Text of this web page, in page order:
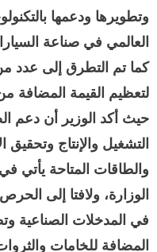
وتطويرها ودعمها
العالمي في صناعة
كما تم التطرق إلى عدد
لتعظيم القيمة المضافة
حيث أكد الوزير أن دعم
التشغيل والإنتاج وتحقيق
والطاقات المتاحة يأتي
الوزارة، ولافتا إلى
في المدخلات الصناعية
المضافة للخامات